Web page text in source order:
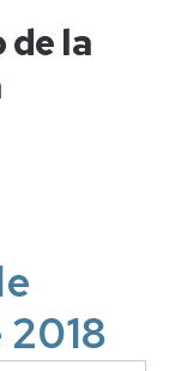
la